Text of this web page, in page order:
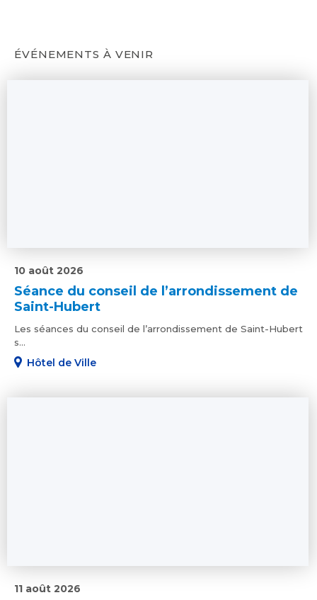
ÉVÉNEMENTS À VENIR
Séance du conseil de l’arrondissement de
Saint-Hubert
10 août 2026
Les séances du conseil de l’arrondissement de Saint-Hubert
s...
Hôtel de Ville
11 août 2026